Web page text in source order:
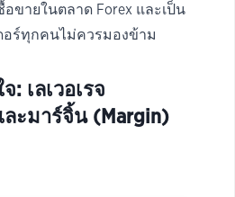
ขายในตลาด Forex และเป็น
อร์ทุกคนไม่ควรมองข้าม
: เลเวอเรจ
ละมาร์จิ้น (Margin)